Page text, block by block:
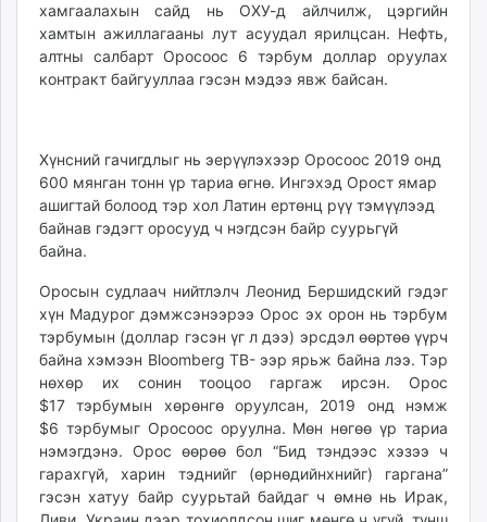
хамгаалахын сайд нь ОХУ-д айлчилж, цэргийн
хамтын ажиллагааны лут асуудал ярилцсан. Нефть,
алтны салбарт Оросоос 6 тэрбум доллар оруулах
контракт байгууллаа гэсэн мэдээ явж байсан.
Хүнсний гачигдлыг нь эерүүлэхээр Оросоос 2019 онд
600 мянган тонн үр тариа өгнө. Ингэхэд Орост ямар
ашигтай болоод тэр хол Латин ертөнц рүү тэмүүлээд
байнав гэдэгт оросууд ч нэгдсэн байр суурьгүй
байна.
Оросын судлаач нийтлэлч Леонид Бершидский гэдэг
хүн Мадурог дэмжсэнээрээ Орос эх орон нь тэрбум
тэрбумын (доллар гэсэн үг л дээ) эрсдэл өөртөө үүрч
байна хэмээн Bloomberg ТВ- ээр ярьж байна лээ. Тэр
нөхөр их сонин тооцоо гаргаж ирсэн. Орос
$17 тэрбумын хөрөнгө оруулсан, 2019 онд нэмж
$6 тэрбумыг Оросоос оруулна. Мөн нөгөө үр тариа
нэмэгдэнэ. Орос өөрөө бол “Бид тэндээс хэзээ ч
гарахгүй, харин тэднийг (өрнөдийнхнийг) гаргана”
гэсэн хатуу байр суурьтай байдаг ч өмнө нь Ирак,